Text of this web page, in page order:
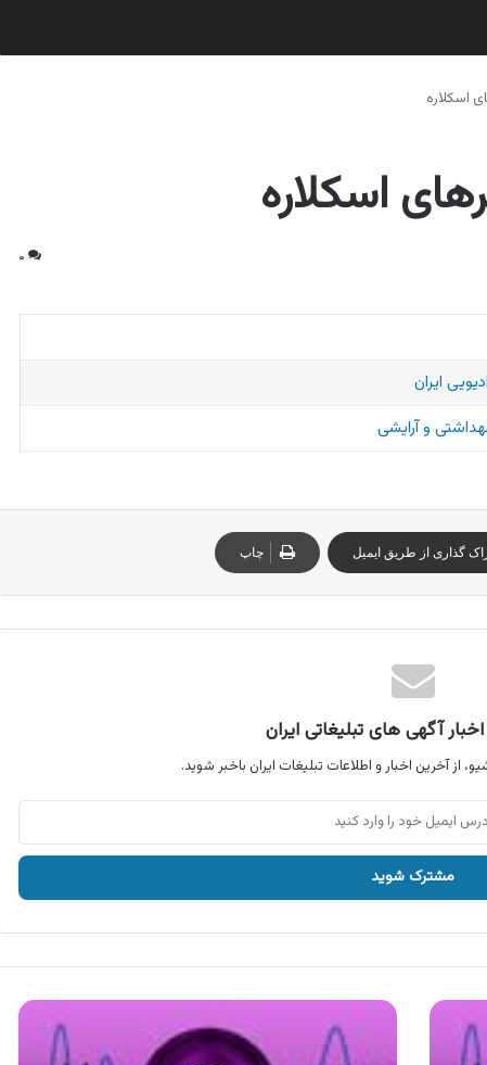
اسکلاره
اسکلاره
۰
ایران
و آرایشی
گذاری از طریق ایمیل چاپ
آگهی های تبلیغاتی ایران
از آخرین اخبار و اطلاعات تبلیغات ایران باخبر شوید.
آگهی
محصولات